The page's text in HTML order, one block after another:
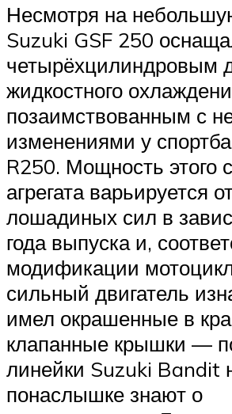
Несмотря на
Suzuki GSF 250
четырёхцилиндровым
жидкостного
позаимствованным с
изменениями у
R250. Мощность этого
агрегата варьируется
лошадиных сил в
года выпуска и,
модификации
сильный двигатель
имел окрашенные в
клапанные крышки —
линейки Suzuki Bandit
понаслышке знают о